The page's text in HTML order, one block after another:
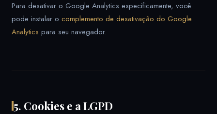
Para desativar o Google Analytics especificamente, você
pode instalar o complemento de desativação do Google
Analytics para seu navegador.
5. Cookies e a LGPD